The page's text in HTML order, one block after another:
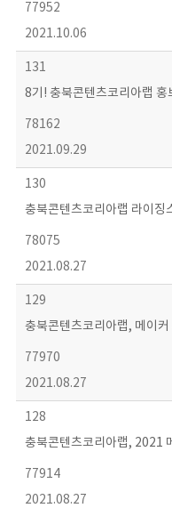
77952
2021.10.06
131
8기! 충북콘텐츠코리아랩 홍
78162
2021.09.29
130
충북콘텐츠코리아랩 라이징
78075
2021.08.27
129
충북콘텐츠코리아랩, 메이커
77970
2021.08.27
128
충북콘텐츠코리아랩, 2021
77914
2021.08.27